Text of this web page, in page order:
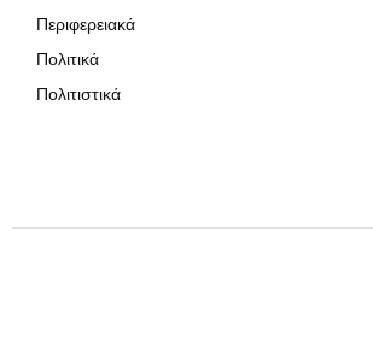
Περιφερειακά
Πολιτικά
Πολιτιστικά